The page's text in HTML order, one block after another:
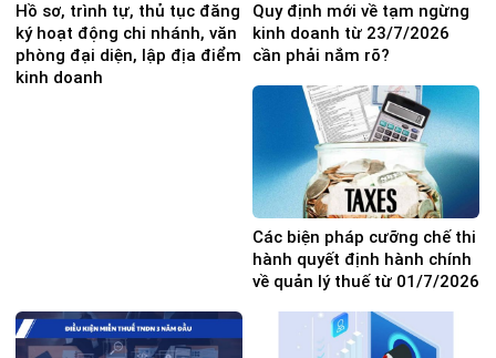
Hồ sơ, trình tự, thủ tục đăng
ký hoạt động chi nhánh, văn
phòng đại diện, lập địa điểm
kinh doanh
Quy định mới về tạm ngừng
kinh doanh từ 23/7/2026
cần phải nắm rõ?
Các biện pháp cưỡng chế thi
hành quyết định hành chính
về quản lý thuế từ 01/7/2026